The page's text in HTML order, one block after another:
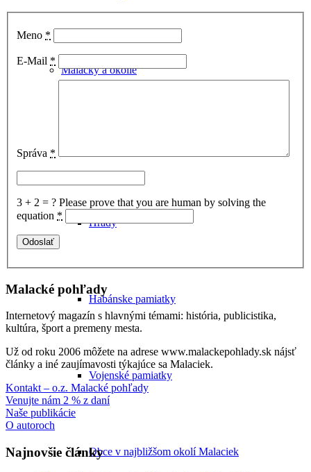
Malacky a okolie
Hrady
Habánske pamiatky
Vojenské pamiatky
Obce v najbližšom okolí Malaciek
Meno *
E-Mail *
Správa *
3 + 2 = ? Please prove that you are human by solving the
equation *
Malacké pohľady
Internetový magazín s hlavnými témami: história, publicistika,
kultúra, šport a premeny mesta.
Už od roku 2006 môžete na adrese www.malackepohlady.sk nájsť
články a iné zaujímavosti týkajúce sa Malaciek.
Kontakt – o.z. Malacké pohľady
Venujte nám 2 % z daní
Naše publikácie
O autoroch
Najnovšie články